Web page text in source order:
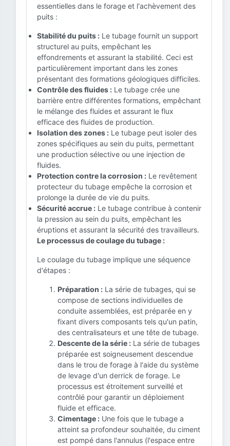
essentielles dans le forage et l'achèvement des
puits :
Stabilité du puits : Le tubage fournit un support
structurel au puits, empêchant les
effondrements et assurant la stabilité. Ceci est
particulièrement important dans les zones
présentant des formations géologiques difficiles.
Contrôle des fluides : Le tubage crée une
barrière entre différentes formations, empêchant
le mélange des fluides et assurant le flux
efficace des fluides de production.
Isolation des zones : Le tubage peut isoler des
zones spécifiques au sein du puits, permettant
une production sélective ou une injection de
fluides.
Protection contre la corrosion : Le revêtement
protecteur du tubage empêche la corrosion et
prolonge la durée de vie du puits.
Sécurité accrue : Le tubage contribue à contenir
la pression au sein du puits, empêchant les
éruptions et assurant la sécurité des travailleurs.
Le processus de coulage du tubage :
Le coulage du tubage implique une séquence
d'étapes :
Préparation : La série de tubages, qui se
compose de sections individuelles de
conduite assemblées, est préparée en y
fixant divers composants tels qu'un patin,
des centralisateurs et une tête de tubage.
Descente de la série : La série de tubages
préparée est soigneusement descendue
dans le trou de forage à l'aide du système
de levage d'un derrick de forage. Le
processus est étroitement surveillé et
contrôlé pour garantir un déploiement
fluide et efficace.
Cimentage : Une fois que le tubage a
atteint sa profondeur souhaitée, du ciment
est pompé dans l'annulus (l'espace entre